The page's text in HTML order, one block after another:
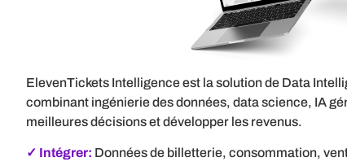
ElevenTickets Intelligence est la solution de Data
combinant ingénierie des données, data science, IA
meilleures décisions et développer les revenus.
✓ Intégrer: Données de billetterie, consommation,